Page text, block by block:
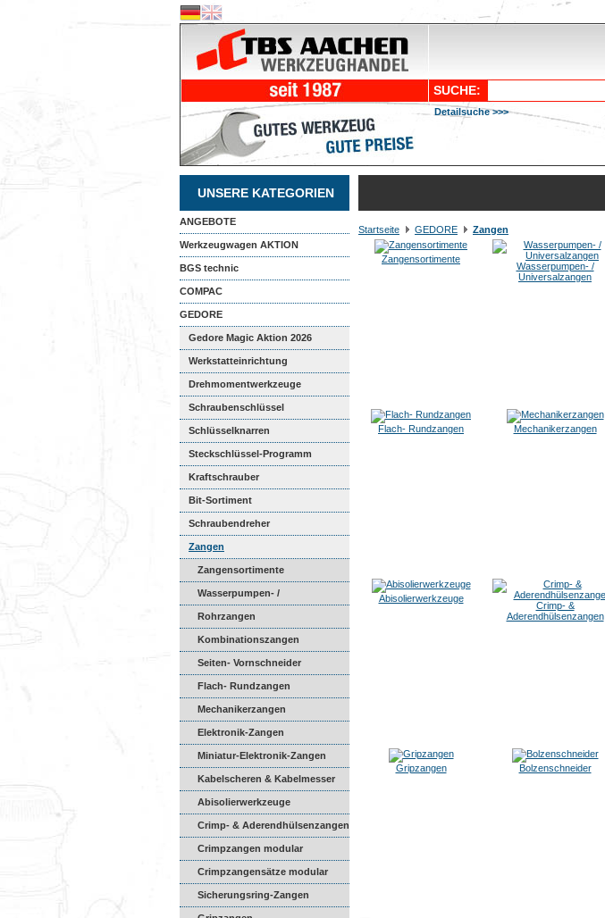
SUCHE:
Detailsuche >>>
UNSERE KATEGORIEN
ANGEBOTE
Werkzeugwagen AKTION
BGS technic
COMPAC
GEDORE
Gedore Magic Aktion 2026
Werkstatteinrichtung
Drehmomentwerkzeuge
Schraubenschlüssel
Schlüsselknarren
Steckschlüssel-Programm
Kraftschrauber
Bit-Sortiment
Schraubendreher
Zangen
Zangensortimente
Wasserpumpen- /
Universalzang...
Rohrzangen
Kombinationszangen
Seiten- Vornschneider
Flach- Rundzangen
Mechanikerzangen
Elektronik-Zangen
Miniatur-Elektronik-Zangen
Kabelscheren & Kabelmesser
Abisolierwerkzeuge
Crimp- & Aderendhülsenzangen
Crimpzangen modular
Crimpzangensätze modular
Sicherungsring-Zangen
Startseite GEDORE Zangen
Zangensortimente
Wasserpumpen- /
Universalzangen
Flach- Rundzangen Mechanikerzangen
Abisolierwerkzeuge
Crimp- &
Aderendhülsenzangen
Gripzangen Bolzenschneider